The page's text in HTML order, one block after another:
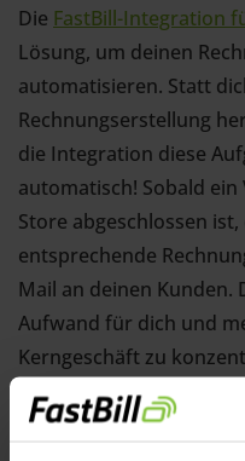
Die FastBill-Integration
Lösung, um deinen
automatisieren. Statt
Rechnungserstellung
die Integration diese
automatisch! Sobald
Store abgeschlossen
entsprechende
Mail an deinen Kunden.
Aufwand für dich und
Kerngeschäft zu
Jetzt integrieren